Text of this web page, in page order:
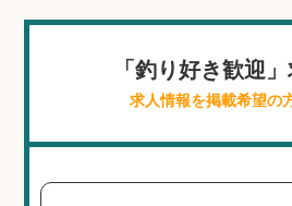
「釣り好き歓迎
求人情報を掲載希望の